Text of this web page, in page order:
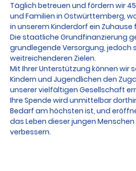
Täglich betreuen und fördern wir
und Familien in Ostwürttemberg,
in unserem Kinderdorf ein Zuhause
Die staatliche Grundfinanzierung
grundlegende Versorgung, jedoch
weitreichenderen Zielen.
Mit Ihrer Unterstützung können wir
Kindern und Jugendlichen den
unserer vielfältigen Gesellschaft
Ihre Spende wird unmittelbar
Bedarf am höchsten ist, und
das Leben dieser jungen
verbessern.